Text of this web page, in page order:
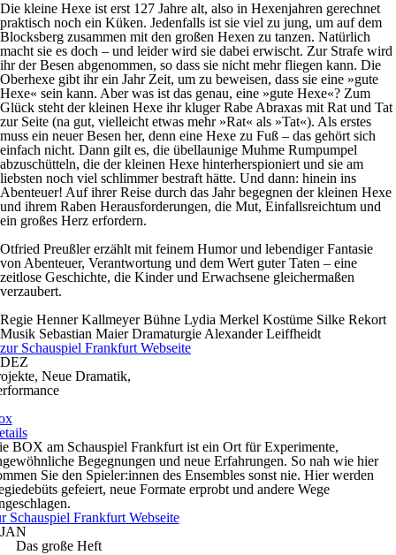
Die kleine Hexe ist erst 127 Jahre alt, also in Hexenjahren gerechnet
praktisch noch ein Küken. Jedenfalls ist sie viel zu jung, um auf dem
Blocksberg zusammen mit den großen Hexen zu tanzen. Natürlich
macht sie es doch – und leider wird sie dabei erwischt. Zur Strafe wird
ihr der Besen abgenommen, so dass sie nicht mehr fliegen kann. Die
Oberhexe gibt ihr ein Jahr Zeit, um zu beweisen, dass sie eine »gute
Hexe« sein kann. Aber was ist das genau, eine »gute Hexe«? Zum
Glück steht der kleinen Hexe ihr kluger Rabe Abraxas mit Rat und Tat
zur Seite (na gut, vielleicht etwas mehr »Rat« als »Tat«). Als erstes
muss ein neuer Besen her, denn eine Hexe zu Fuß – das gehört sich
einfach nicht. Dann gilt es, die übellaunige Muhme Rumpumpel
abzuschütteln, die der kleinen Hexe hinterherspioniert und sie am
liebsten noch viel schlimmer bestraft hätte. Und dann: hinein ins
Abenteuer! Auf ihrer Reise durch das Jahr begegnen der kleinen Hexe
und ihrem Raben Herausforderungen, die Mut, Einfallsreichtum und
ein großes Herz erfordern.
Otfried Preußler erzählt mit feinem Humor und lebendiger Fantasie
von Abenteuer, Verantwortung und dem Wert guter Taten – eine
zeitlose Geschichte, die Kinder und Erwachsene gleichermaßen
verzaubert.
Regie Henner KallmeyerBühne Lydia Merkel Kostüme Silke Rekort
Musik Sebastian MaierDramaturgie Alexander Leiffheidt
zur Schauspiel Frankfurt Webseite
DEZ
Neue Dramatik,
BOX am Schauspiel Frankfurt ist ein Ort für Experimente,
Begegnungen und neue Erfahrungen. So nah wie hier
Sie den Spieler:innen des Ensembles sonst nie. Hier werden
gefeiert, neue Formate erprobt und andere Wege
Schauspiel Frankfurt Webseite
JAN
Das große Heft